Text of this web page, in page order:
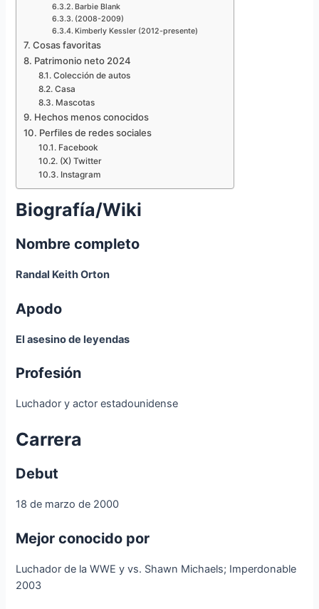
Barbie Blank
(2008-2009)
Kimberly Kessler (2012-presente)
Cosas favoritas
Patrimonio neto 2024
Colección de autos
Casa
Mascotas
Hechos menos conocidos
Perfiles de redes sociales
Facebook
(X) Twitter
Instagram
Biografía/Wiki
Nombre completo
Randal Keith Orton
Apodo
El asesino de leyendas
Profesión
Luchador y actor estadounidense
Carrera
Debut
18 de marzo de 2000
Mejor conocido por
Luchador de la WWE y vs. Shawn Michaels; Imperdonable
2003